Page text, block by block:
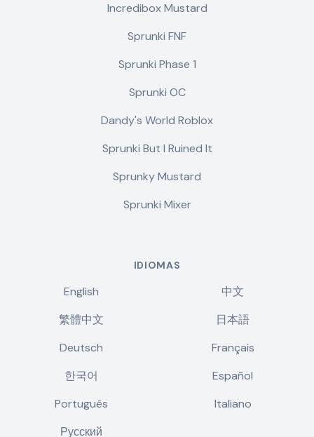
Incredibox Mustard
Sprunki FNF
Sprunki Phase 1
Sprunki OC
Dandy's World Roblox
Sprunki But I Ruined It
Sprunky Mustard
Sprunki Mixer
IDIOMAS
English
中文
繁體中文
日本語
Deutsch
Français
한국어
Español
Português
Italiano
Русский